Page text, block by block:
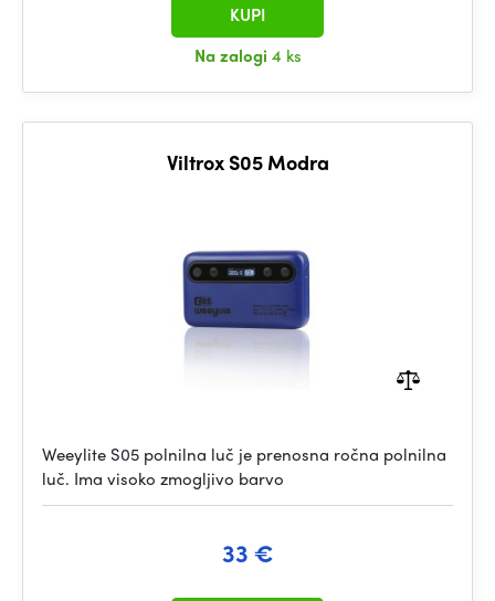
Na zalogi 4 ks
KUPI
Viltrox S05 Modra
Weeylite S05 polnilna luč je prenosna ročna polnilna
luč. Ima visoko zmogljivo barvo
33 €